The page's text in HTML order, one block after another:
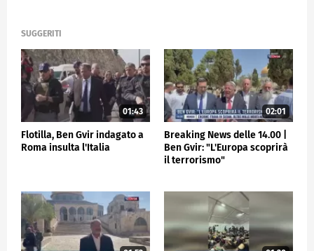
Una content creator di Tel Aviv, Hila Tov, parla di
"brutalità israeliana" e attacca direttamente il
ministro. Anche il musicista Dan Eldesman prende le
distanze dal ministro: "Ben Gvir non mi rappresenta
affatto come israeliano. Appartiene agli estremisti
che causano guerre". E aggiunge: "Il suo
comportamento di ieri è disgustoso, vergognoso.
Sono semplicemente sconvolto da queste immagini".
SUGGERITI
01:43
Flotilla, Ben Gvir indagato a
Roma insulta l'Italia
02:01
Breaking News delle 14.00 |
Ben Gvir: "L'Europa scoprirà
il terrorismo"